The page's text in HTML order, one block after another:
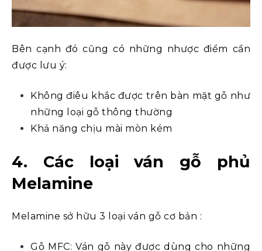
Bên cạnh đó cũng có những nhược điểm cần
được lưu ý:
Không điêu khắc được trên bàn mặt gỗ như
những loại gỗ thông thường
Khả năng chịu mài mòn kém
4. Các loại ván gỗ phủ
Melamine
Melamine sở hữu 3 loại ván gỗ cơ bản :
Gỗ MFC: Ván gỗ này được dùng cho những